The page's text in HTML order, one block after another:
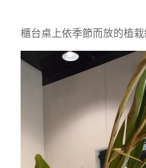
櫃台桌上依季節而放的植栽